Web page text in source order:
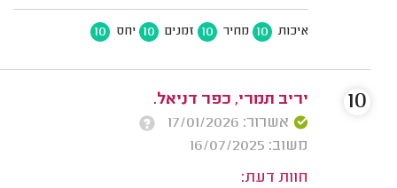
איכות 10 מחיר 10 זמנים 10 יחס 10
יריב תמרי, כפר דניאל.
אשרור: 17/01/2026
משוב: 16/07/2025
חוות דעת:
10